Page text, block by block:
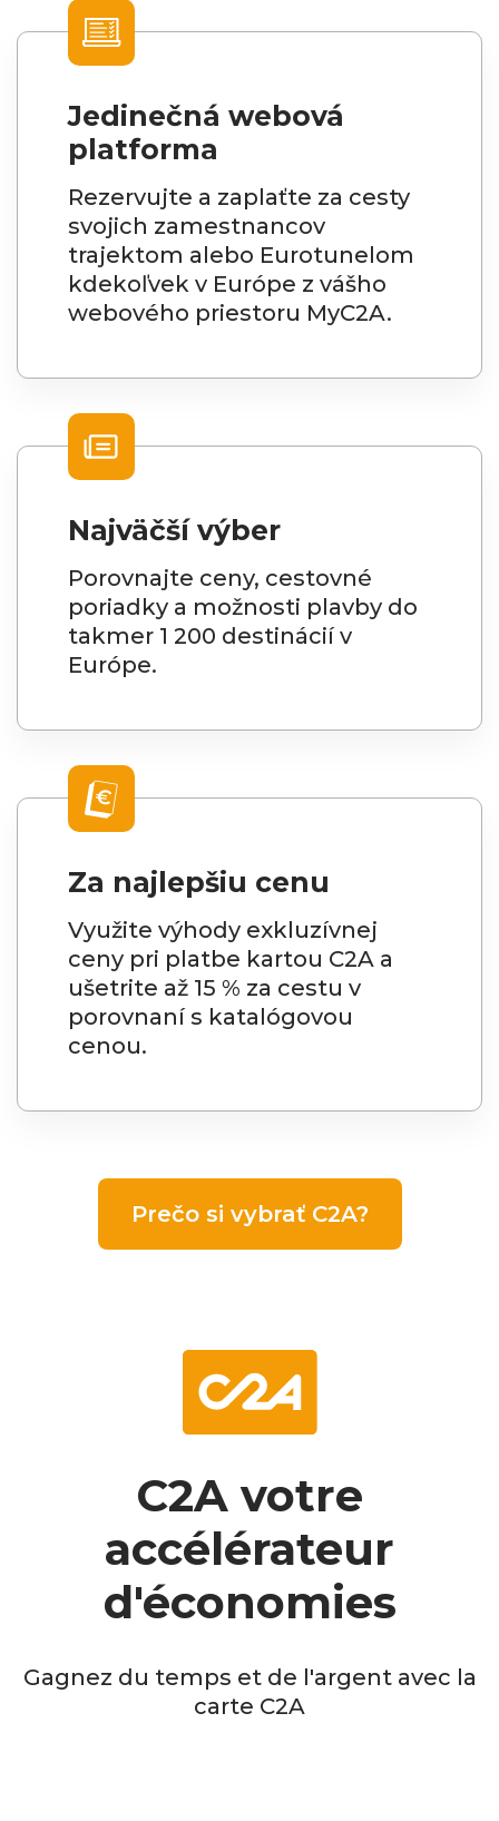
Jedinečná webová
platforma
Rezervujte a zaplaťte za cesty
svojich zamestnancov
trajektom alebo Eurotunelom
kdekoľvek v Európe z vášho
webového priestoru MyC2A.
Najväčší výber
Porovnajte ceny, cestovné
poriadky a možnosti plavby do
takmer 1 200 destinácií v
Európe.
Za najlepšiu cenu
Využite výhody exkluzívnej
ceny pri platbe kartou C2A a
ušetrite až 15 % za cestu v
porovnaní s katalógovou
cenou.
Prečo si vybrať C2A?
C2A votre
accélérateur
d'économies
Gagnez du temps et de l'argent avec la
carte C2A